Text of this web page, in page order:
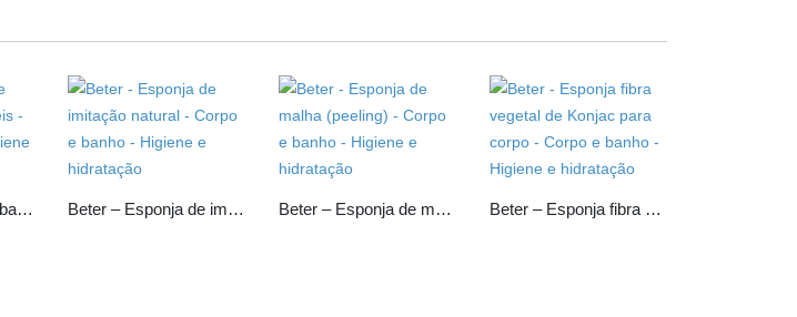
Beter – Esponja de banho peles sensíveis Beter – Esponja de imitação natural Beter – Esponja de malha (peeling) Beter – Esponja fibra vegetal de Konjac para corpo